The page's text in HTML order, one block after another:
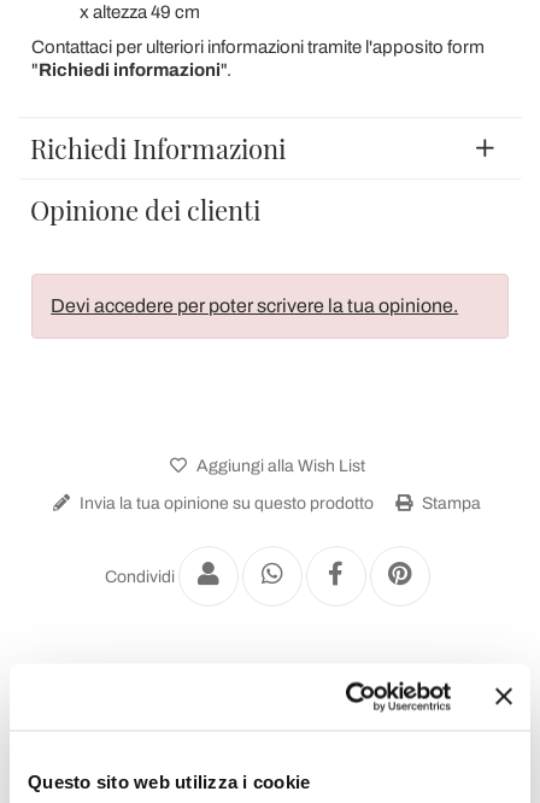
Questo sito web utilizza i cookie
x altezza 49 cm
Contattaci per ulteriori informazioni tramite l'apposito form
"Richiedi informazioni".
Richiedi Informazioni
Opinione dei clienti
Devi accedere per poter scrivere la tua opinione.
Aggiungi alla Wish List
Invia la tua opinione su questo prodotto Stampa
Condividi
Salotti da Giardino